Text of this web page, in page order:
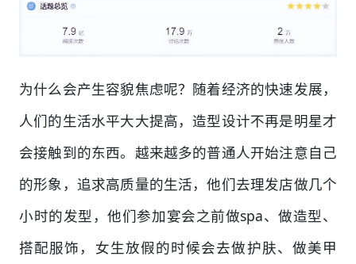
为什么会产生容貌焦虑呢？随着经济的快速发展，
人们的生活水平大大提高，造型设计不再是明星才
会接触到的东西。越来越多的普通人开始注意自己
的形象，追求高质量的生活，他们去理发店做几个
小时的发型，他们参加宴会之前做spa、做造型、
搭配服饰，女生放假的时候会去做护肤、做美甲